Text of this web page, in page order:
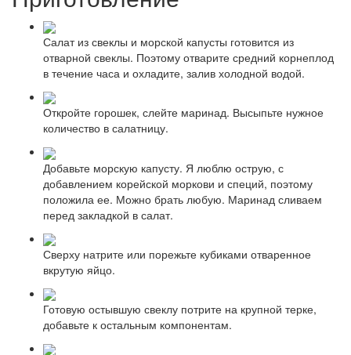
Салат из свеклы и морской капусты готовится из
отварной свеклы. Поэтому отварите средний корнеплод
в течение часа и охладите, залив холодной водой.
Откройте горошек, слейте маринад. Высыпьте нужное
количество в салатницу.
Добавьте морскую капусту. Я люблю острую, с
добавлением корейской моркови и специй, поэтому
положила ее. Можно брать любую. Маринад сливаем
перед закладкой в салат.
Сверху натрите или порежьте кубиками отваренное
вкрутую яйцо.
Готовую остывшую свеклу потрите на крупной терке,
добавьте к остальным компонентам.